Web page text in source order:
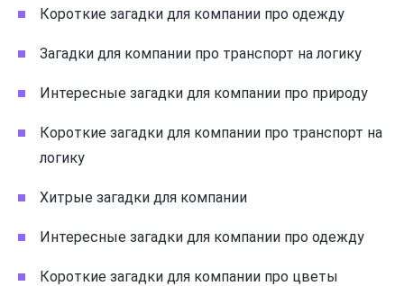
Короткие загадки для компании про одежду
Загадки для компании про транспорт на логику
Интересные загадки для компании про природу
Короткие загадки для компании про транспорт на
логику
Хитрые загадки для компании
Интересные загадки для компании про одежду
Короткие загадки для компании про цветы